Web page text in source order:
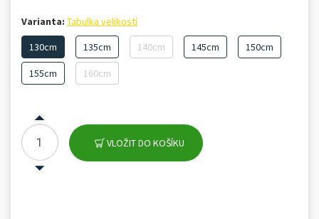
Varianta: Tabulka velikostí
130cm
135cm 140cm 145cm 150cm
155cm 160cm
VLOŽIT DO KOŠÍKU